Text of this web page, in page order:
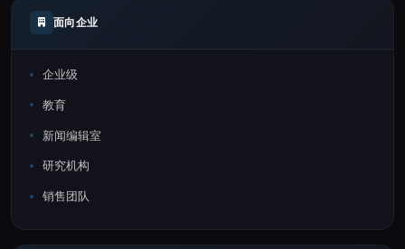
面向企业
企业级
教育
新闻编辑室
研究机构
销售团队